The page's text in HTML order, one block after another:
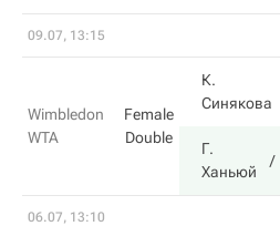
09.07, 13:15
Wimbledon
WTA
Female
Double
К.
Синякова
Г.
Ханьюй
06.07, 13:10